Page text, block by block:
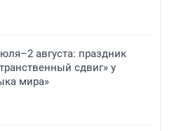
августа: праздник
сдвиг» у
мира»